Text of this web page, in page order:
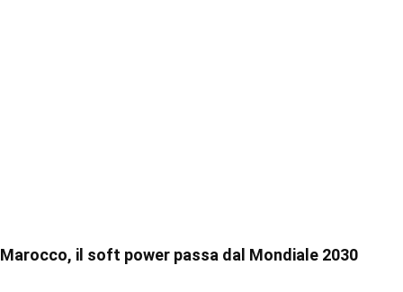
Marocco, il soft power passa dal Mondiale 2030